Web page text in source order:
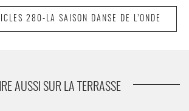
The Falling Stardust d’Amala Dianor
280-LA SAISON DANSE DE L’ONDE
AUSSI SUR LA TERRASSE